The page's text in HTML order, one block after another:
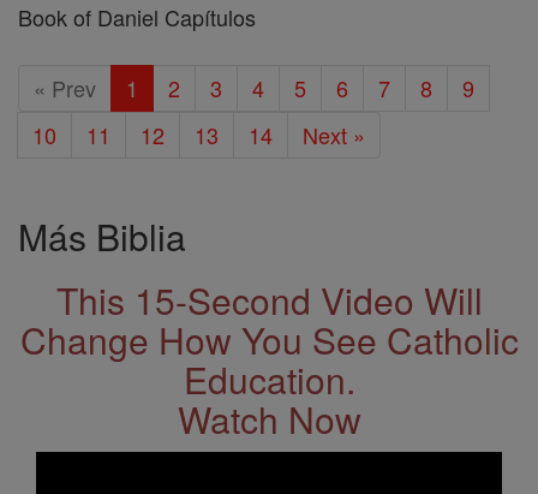
Book of Daniel Capítulos
« Prev 1 2 3 4 5 6 7 8
9
10
11 12 13 14 Next »
Más Biblia
This 15-Second Video Will
Change How You See Catholic
Education.
Watch Now